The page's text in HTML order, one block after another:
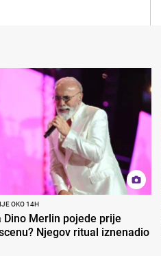
OKO 14H
Dino Merlin pojede prije
Njegov ritual iznenadio